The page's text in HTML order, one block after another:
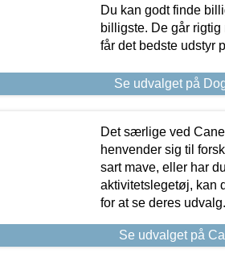
Du kan godt finde
billigste. De går
får det bedste udstyr
Se udvalget på
Det særlige ved
henvender sig til
sart mave, eller har
aktivitetslegetøj, kan
for at se deres udvalg.
Se udvalget på